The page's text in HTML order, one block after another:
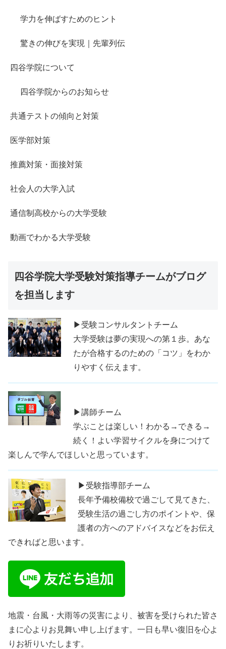
学力を伸ばすためのヒント
驚きの伸びを実現｜先輩列伝
四谷学院について
四谷学院からのお知らせ
共通テストの傾向と対策
医学部対策
推薦対策・面接対策
社会人の大学入試
通信制高校からの大学受験
動画でわかる大学受験
四谷学院大学受験対策指導チームがブログ
を担当します
▶受験コンサルタントチーム
大学受験は夢の実現への第１歩。あな
たが合格するのための「コツ」をわか
りやすく伝えます。
▶講師チーム
学ぶことは楽しい！わかる→できる→
続く！よい学習サイクルを身につけて
楽しんで学んでほしいと思っています。
▶受験指導部チーム
長年予備校備校で過ごして見てきた、
受験生活の過ごし方のポイントや、保
護者の方へのアドバイスなどをお伝え
できればと思います。
地震・台風・大雨等の災害により、被害を受けられた皆さ
まに心よりお見舞い申し上げます。一日も早い復旧を心よ
りお祈りいたします。